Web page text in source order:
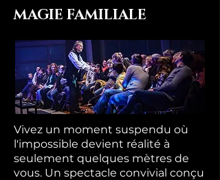
MAGIE FAMILIALE
Vivez un moment suspendu où
l'impossible devient réalité à
seulement quelques mètres de
vous. Un spectacle convivial conçu